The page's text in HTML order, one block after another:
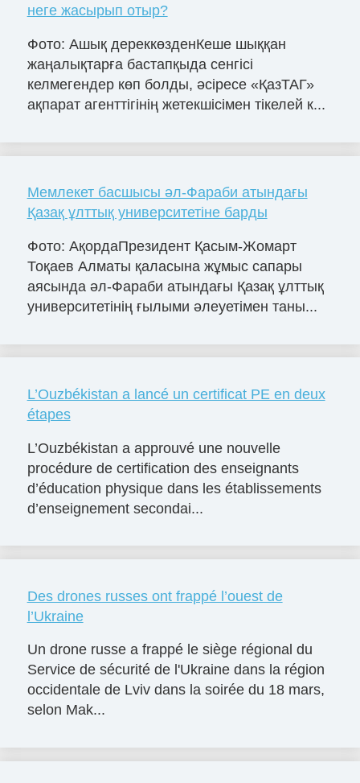
неге жасырып отыр?
Фото: Ашық дереккөзденКеше шыққан
жаңалықтарға бастапқыда сенгісі
келмегендер көп болды, әсіресе «ҚазТАГ»
ақпарат агенттігінің жетекшісімен тікелей к...
Мемлекет басшысы әл-Фараби атындағы
Қазақ ұлттық университетіне барды
Фото: АқордаПрезидент Қасым-Жомарт
Тоқаев Алматы қаласына жұмыс сапары
аясында әл-Фараби атындағы Қазақ ұлттық
университетінің ғылыми әлеуетімен таны...
L’Ouzbékistan a lancé un certificat PE en deux
étapes
L’Ouzbékistan a approuvé une nouvelle
procédure de certification des enseignants
d’éducation physique dans les établissements
d’enseignement secondai...
Des drones russes ont frappé l’ouest de
l’Ukraine
Un drone russe a frappé le siège régional du
Service de sécurité de l'Ukraine dans la région
occidentale de Lviv dans la soirée du 18 mars,
selon Mak...